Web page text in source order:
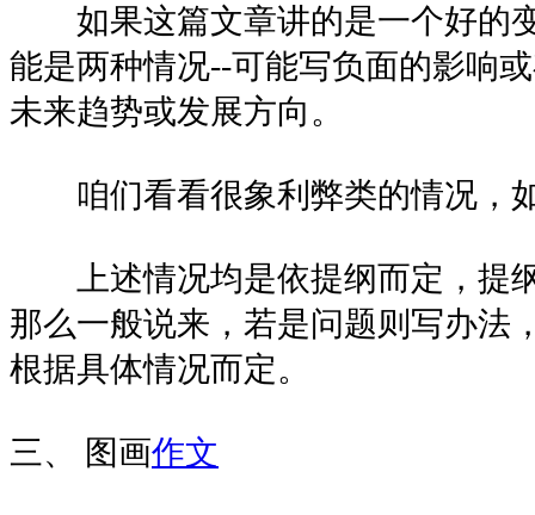
如果这篇文章讲的是一个好的
能是两种情况--可能写负面的影响
未来趋势或发展方向。
咱们看看很象利弊类的情况，
上述情况均是依提纲而定，提
那么一般说来，若是问题则写办法
根据具体情况而定。
三、 图画作文